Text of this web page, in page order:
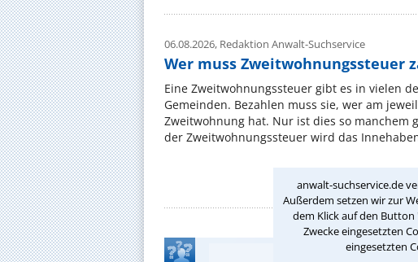
anwalt-suchservice.de
Außerdem setzen wir zur
dem Klick auf den
Zwecke eingesetzten
eingesetzten
06.08.2026, Redaktion Anwalt-Suchservice
Wer muss Zweitwohnungssteuer
Eine Zweitwohnungssteuer gibt es in vielen
Gemeinden. Bezahlen muss sie, wer am
Zweitwohnung hat. Nur ist dies so manchem
der Zweitwohnungssteuer wird das